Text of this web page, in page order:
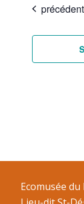
Ecomusée du